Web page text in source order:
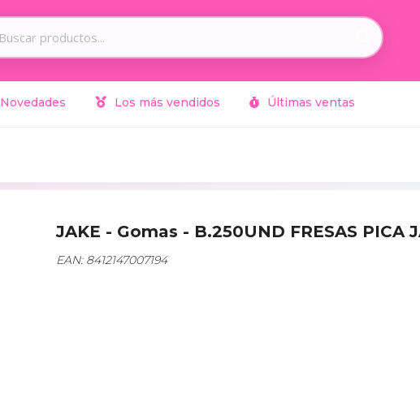
Novedades Los más vendidos Últimas ventas
JAKE - Gomas - B.250UND FRESAS PICA
EAN: 8412147007194